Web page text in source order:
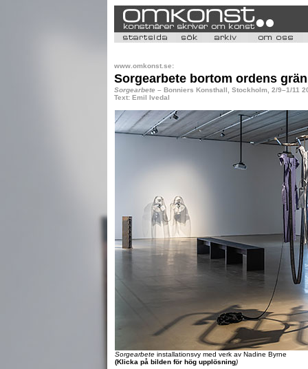
www.omkonst.se:
Sorgearbete bortom ordens
Sorgearbete – Bonniers Konsthall, Stockholm, 2/9–1/11
Text: Emil Ivedal
Sorgearbeteinstallationsvy med verk av Nadine Byrne
(Klicka på bilden för hög upplösning)